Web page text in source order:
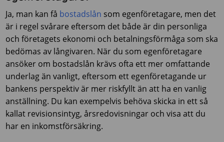
Ja, man kan få bostadslån som egenföretagare, men det
är i regel svårare eftersom det både är din personliga
och företagets ekonomi och betalningsförmåga som ska
bedömas av långivaren. När du som egenföretagare
ansöker om bostadslån krävs ofta ett mer omfattande
underlag än vanligt, eftersom ett egenföretagande ur
bankens perspektiv är mer riskfyllt än att ha en vanlig
anställning. Du kan exempelvis behöva skicka in ett så
kallat revisionsintyg, årsredovisningar och visa att du
har en inkomstförsäkring.